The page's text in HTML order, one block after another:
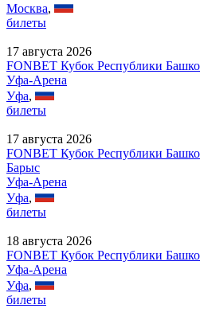
Москва,
билеты
17 августа 2026
FONBET Кубок Республики
Уфа-Арена
Уфа,
билеты
17 августа 2026
FONBET Кубок Республики
Барыс
Уфа-Арена
Уфа,
билеты
18 августа 2026
FONBET Кубок Республики
Уфа-Арена
Уфа,
билеты